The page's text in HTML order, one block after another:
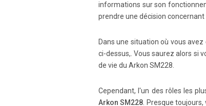
informations sur son
prendre une décision concernant
Dans une situation où vous
ci-dessus,. Vous saurez alors si
de vie du Arkon SM228.
Cependant, l'un des rôles les
Arkon SM228 . Presque